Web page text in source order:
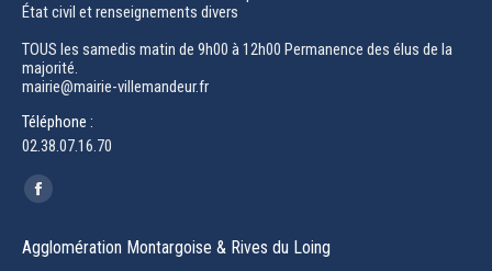
État civil et renseignements divers
TOUS les samedis matin de 9h00 à 12h00 Permanence des élus de la
majorité.
mairie@mairie-villemandeur.fr
Téléphone :
02.38.07.16.70
Trouvez nous sur :
Facebook
opens
Agglomération Montargoise & Rives du Loing